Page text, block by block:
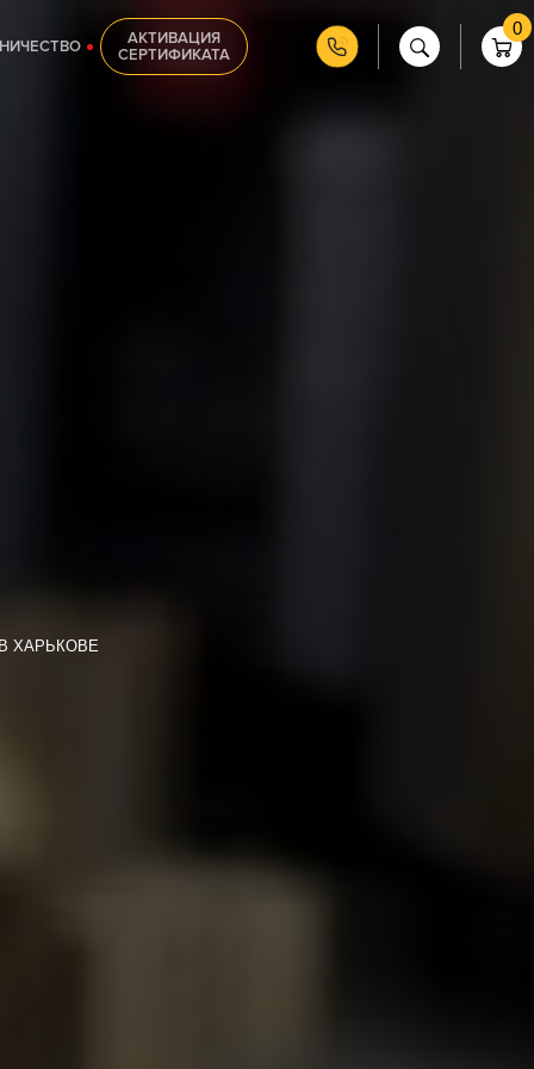
АКТИВАЦИЯ
СЕРТИФИКАТА
0
ХАРЬКОВЕ